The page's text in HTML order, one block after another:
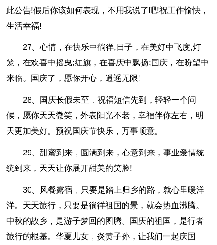
此公告!假后你该如何表现，不用我说了吧!祝工作愉快，
生活幸福!
27、心情，在快乐中徜徉;日子，在美好中飞度;灯
笼，在欢喜中摇曳;红旗，在喜庆中飘扬;国庆，在盼望中
来临。国庆了，愿你开心，逍遥无限!
28、国庆长假未至，祝福短信先到，轻轻一个问
候，愿你天天微笑，外表阳光不老，幸福伴你左右，明
天更加美好。预祝国庆节快乐，万事顺意。
29、甜蜜到来，圆满到来，心意到来，事业爱情统
统到来，天天让你展开甜美的笑脸!
30、风餐露宿，只要是踏上归乡的路，就心里暖洋
洋。天天旅行，只要是徜徉祖国的景，就会热血沸腾。
中秋的故乡，是游子梦回的图腾。国庆的祖国，是行者
旅行的根基。华夏儿女，炎黄子孙，让我们一起庆国